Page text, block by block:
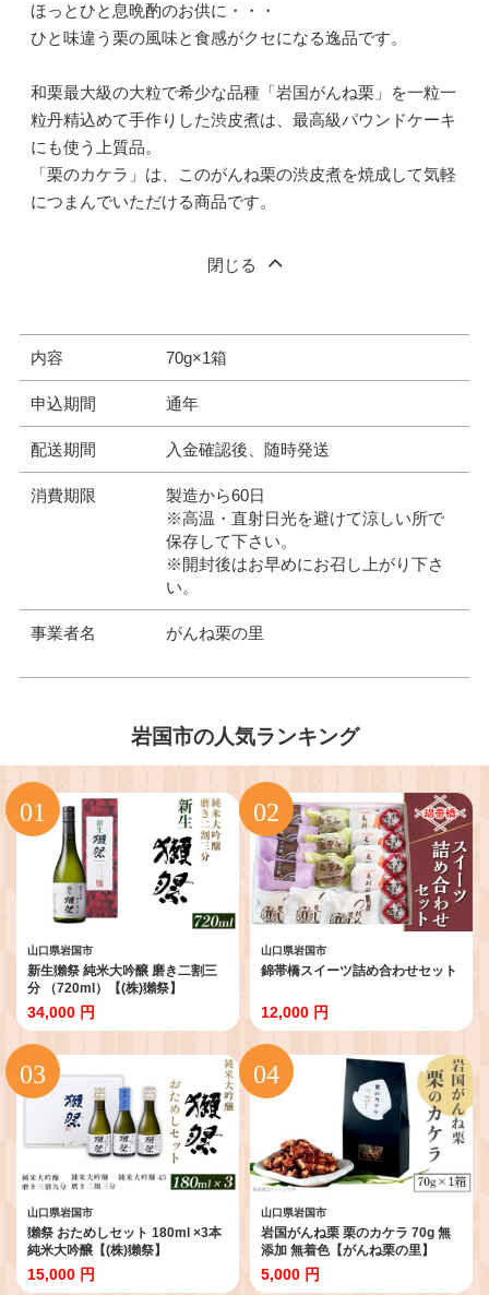
ほっとひと息晩酌のお供に・・・
ひと味違う栗の風味と食感がクセになる逸品です。
和栗最大級の大粒で希少な品種「岩国がんね栗」を一粒一
粒丹精込めて手作りした渋皮煮は、最高級パウンドケーキ
にも使う上質品。
「栗のカケラ」は、このがんね栗の渋皮煮を焼成して気軽
につまんでいただける商品です。
閉じる
内容 70g×1箱
申込期間 通年
配送期間 入金確認後、随時発送
消費期限
製造から60日
※高温・直射日光を避けて涼しい所で
保存して下さい。
※開封後はお早めにお召し上がり下さ
い。
事業者名 がんね栗の里
岩国市の人気ランキング
山口県岩国市
新生獺祭 純米大吟醸 磨き二割三
分 （720ml）【(株)獺祭】
34,000 円
山口県岩国市
錦帯橋スイーツ詰め合わせセット
12,000 円
山口県岩国市
獺祭 おためしセット 180ml ×3本
純米大吟醸【(株)獺祭】
15,000 円
山口県岩国市
岩国がんね栗 栗のカケラ 70g 無
添加 無着色【がんね栗の里】
5,000 円